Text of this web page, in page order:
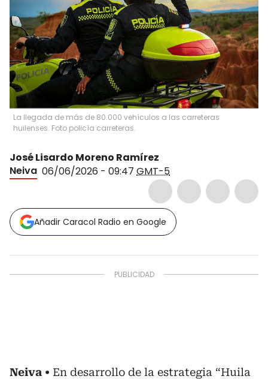
La llegada de más de 80.000 vehículos a las carreteras
huilenses. Foto policía carreteras.
José Lisardo Moreno Ramírez
Neiva 06/06/2026 - 09:47 GMT-5
Añadir Caracol Radio en Google
Neiva
En desarrollo de la estrategia “Huila